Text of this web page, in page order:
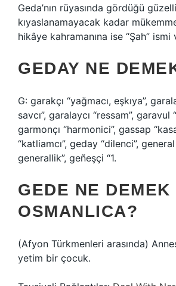
Geda’nın rüyasında gördüğü
kıyaslanamayacak kadar
hikâye kahramanına ise “Şah” ismi
GEDAY NE
G: garakçı “yağmacı, eşkıya”,
savcı”, garalaycı “ressam”, garavul
garmonçı “harmonici”, gassap
“katliamcı”, geday “dilenci”, general
generallik”, geñeşçi “1.
GEDE NE DEMEK
OSMANLICA?
(Afyon Türkmenleri arasında)
yetim bir çocuk.